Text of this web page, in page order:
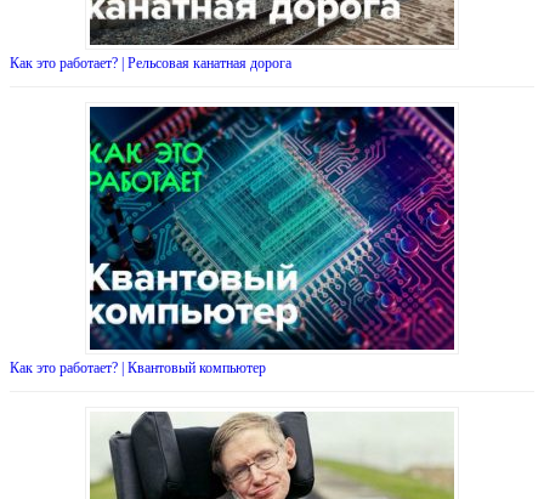
Как это работает? | Рельсовая канатная дорога
Как это работает? | Квантовый компьютер